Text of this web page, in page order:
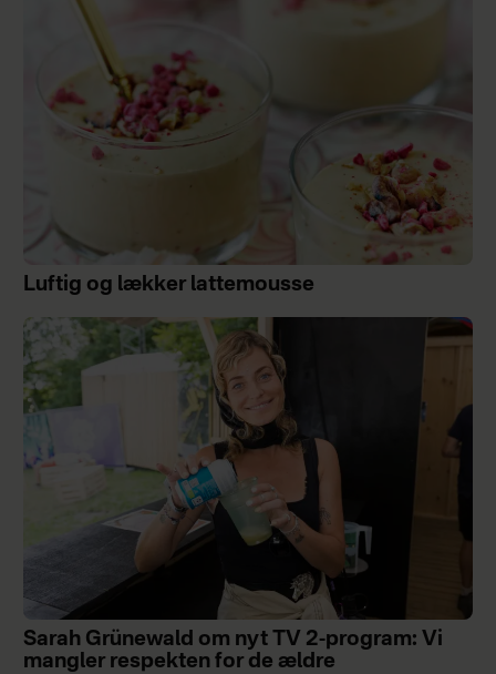
Luftig og lækker lattemousse
Sarah Grünewald om nyt TV 2-program: Vi
mangler respekten for de ældre